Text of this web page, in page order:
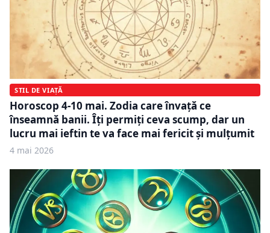
STIL DE VIAȚĂ
Horoscop 4-10 mai. Zodia care învață ce
înseamnă banii. Îți permiți ceva scump, dar un
lucru mai ieftin te va face mai fericit și mulțumit
4 mai 2026